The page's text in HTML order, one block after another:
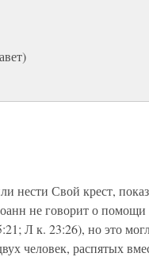
нести Свой крест,
не говорит о
Л к. 23:26), но это
человек, распятых